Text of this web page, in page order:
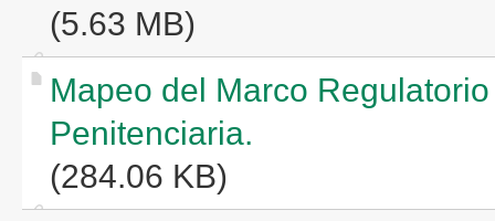
(5.63 MB)
Mapeo del Marco
Penitenciaria.
(284.06 KB)